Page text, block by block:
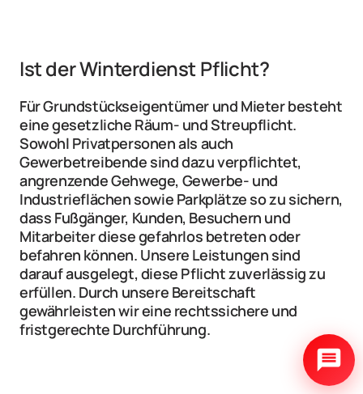
Ist der Winterdienst Pflicht?
Für Grundstückseigentümer und Mieter besteht
eine gesetzliche Räum- und Streupflicht.
Sowohl Privatpersonen als auch
Gewerbetreibende sind dazu verpflichtet,
angrenzende Gehwege, Gewerbe- und
Industrieflächen sowie Parkplätze so zu sichern,
dass Fußgänger, Kunden, Besuchern und
Mitarbeiter diese gefahrlos betreten oder
befahren können. Unsere Leistungen sind
darauf ausgelegt, diese Pflicht zuverlässig zu
erfüllen. Durch unsere Bereitschaft
gewährleisten wir eine rechtssichere und
fristgerechte Durchführung.